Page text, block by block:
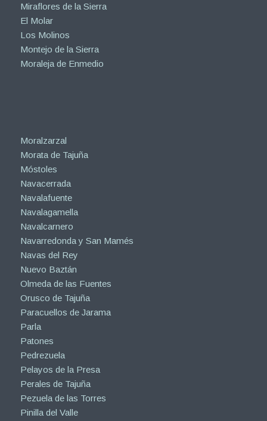
Miraflores de la Sierra
El Molar
Los Molinos
Montejo de la Sierra
Moraleja de Enmedio
Moralzarzal
Morata de Tajuña
Móstoles
Navacerrada
Navalafuente
Navalagamella
Navalcarnero
Navarredonda y San Mamés
Navas del Rey
Nuevo Baztán
Olmeda de las Fuentes
Orusco de Tajuña
Paracuellos de Jarama
Parla
Patones
Pedrezuela
Pelayos de la Presa
Perales de Tajuña
Pezuela de las Torres
Pinilla del Valle